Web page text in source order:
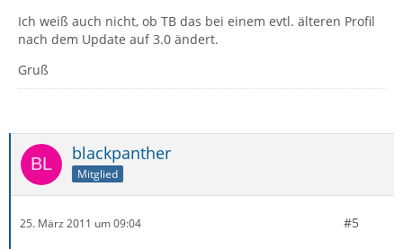
Ich weiß auch nicht, ob TB das bei einem evtl. älteren Profil
nach dem Update auf 3.0 ändert.
Gruß
blackpanther
Mitglied
25. März 2011 um 09:04 #5